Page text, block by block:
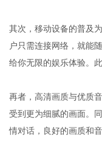
其次，移动设备的普及
户只需连接网络，就能
给你无限的娱乐体验。
再者，高清画质与优质
受到更为细腻的画面。
情对话，良好的画质和